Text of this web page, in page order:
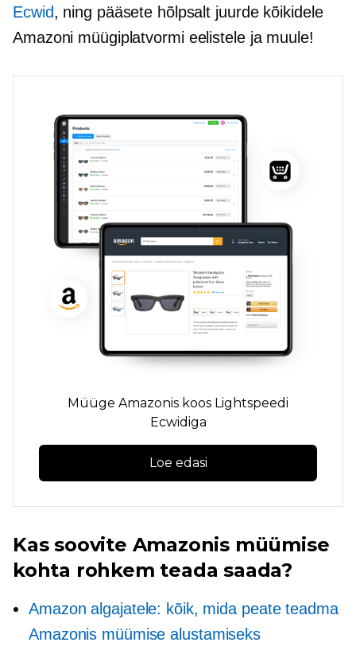
Ecwid, ning pääsete hõlpsalt juurde kõikidele
Amazoni müügiplatvormi eelistele ja muule!
Müüge Amazonis koos Lightspeedi
Ecwidiga
Loe edasi
Kas soovite Amazonis müümise
kohta rohkem teada saada?
Amazon algajatele: kõik, mida peate teadma
Amazonis müümise alustamiseks